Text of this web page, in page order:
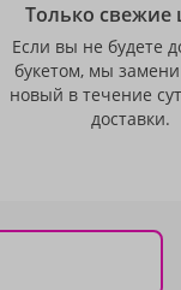
Только свежие
Если вы не будете
букетом, мы
новый в течение
доставки.